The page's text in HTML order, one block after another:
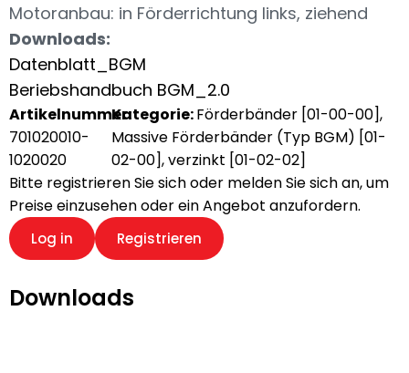
Motoranbau: in Förderrichtung links, ziehend
Downloads:
Datenblatt_BGM
Beriebshandbuch BGM_2.0
Artikelnummer:
701020010-
1020020
Kategorie:Förderbänder [01-00-00],
Massive Förderbänder (Typ BGM) [01-
02-00],verzinkt [01-02-02]
Bitte registrieren Sie sich oder melden Sie sich an, um
Preise einzusehen oder ein Angebot anzufordern.
Log in Registrieren
Downloads